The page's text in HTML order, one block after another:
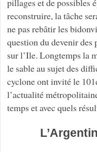
pillages et de possibles
reconstruire, la tâche
ne pas rebâtir les
question du devenir
sur l’Ile. Longtemps la
le sable au sujet des
cyclone ont invité le
l’actualité
temps et avec quels